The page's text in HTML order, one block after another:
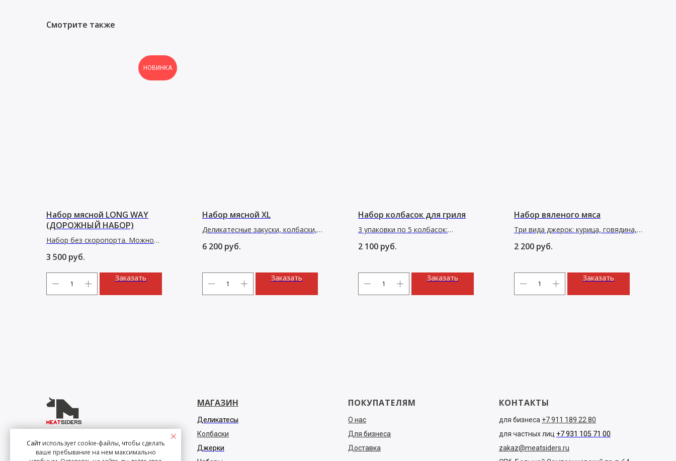
Смотрите также
НОВИНКА
Набор мясной LONG WAY
(ДОРОЖНЫЙ НАБОР)
Набор без скоропорта. Можно
3 500 руб.
Заказать
Набор мясной XL
Деликатесные закуски, колбаски,
6 200 руб.
Заказать
Набор колбасок для гриля
3 упаковки по 5 колбасок:
2 100 руб.
Заказать
Набор вяленого мяса
Три вида джерок: курица, говядина,
2 200 руб.
Заказать
Сайт использует cookie-файлы, чтобы сделать
ваше пребывание на нем максимально
МАГАЗИН
Деликатесы
Колбаски
Джерки
ПОКУПАТЕЛЯМ
О нас
Для бизнеса
Доставка
КОНТАКТЫ
для бизнеса +7 911 189 22 80
для частных лиц +7 931 105 71 00
zakaz@meatsiders.ru
Согласие на ОПД
Политика конфиденциальности